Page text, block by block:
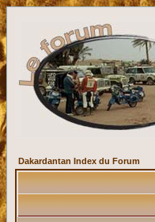
Dakardantan Index du Forum